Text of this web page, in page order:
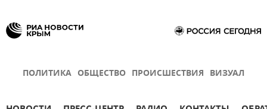
ПОЛИТИКА ОБЩЕСТВО ПРОИСШЕСТВИЯ ВИЗУАЛ